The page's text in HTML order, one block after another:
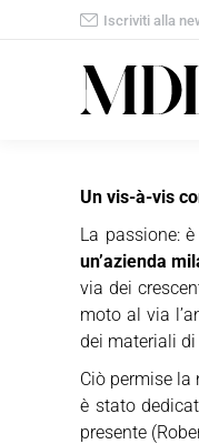
Iscriviti alla
Un vis-à-vis
La passione:
un’azienda
via dei
moto al via
dei materiali di
Ciò permise
è stato
presente